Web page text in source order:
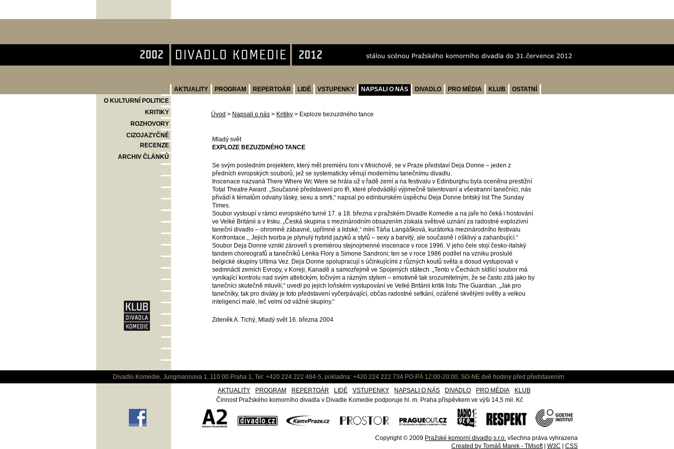
AKTUALITY PROGRAM REPERTOÁR LIDÉ VSTUPENKY NAPSALI O NÁS DIVADLO PRO MÉDIA KLUB
OSTATNÍ
O KULTURNÍ POLITICE
KRITIKY
ROZHOVORY
CIZOJAZYČNÉ
RECENZE
ARCHIV ČLÁNKŮ
Úvod > Napsali o nás > Kritiky > Exploze bezuzdného tance
Mladý svět
EXPLOZE BEZUZDNÉHO TANCE
Se svým posledním projektem, který měl premiéru loni v Mnichově, se v Praze představí Deja Donne – jeden z
předních evropských souborů, jež se systematicky věnují modernímu tanečnímu divadlu.
Inscenace nazvaná There Where Wc Were se hrála už v řadě zemí a na festivalu v Edinburghu byla oceněna prestižní
Total Theatre Award. „Současné představení pro tři, které předvádějí výjimečně talentovaní a všestranní tanečníci, nás
přivádí k tématům odvahy lásky, sexu a smrti,“ napsal po edinburském úspěchu Deja Donne britský list The Sunday
Times.
Soubor vystoupí v rámci evropského turné 17. a 18. března v pražském Divadle Komedie a na jaře ho čeká i hostování
ve Velké Británii a v Irsku. „Česká skupina s mezinárodním obsazením získala světové uznání za radostné explozivní
taneční divadlo – ohromně zábavné, upřímné a lidské,“ míní Táňa Langášková, kurátorka mezinárodního festivalu
Konfrontace.,, Jejich tvorba je plynulý hybrid jazyků a stylů – sexy a barvitý, ale současně i ošklivý a zahanbující.“
Soubor Deja Donne vznikl zároveň s premiérou stejnojmenné inscenace v roce 1996. V jeho čele stojí česko-italský
tandem choreografů a tanečníků Lenka Flory a Simone Sandroni; ten se v roce 1986 podílel na vzniku proslulé
belgické skupiny Ultima Vez. Deja Donne spolupracují s účinkujícími z různých koutů světa a dosud vystupovali v
sedmnácti zemích Evropy, v Koreji, Kanadě a samozřejmě ve Spojených státech. „Tento v Čechách sídlící soubor má
vynikající kontrolu nad svým atletickým, točivým a rázným stylem – emotivně tak srozumitelným, že se často zdá jako by
tanečníci skutečně mluvili,“ uvedl po jejich loňském vystupování ve Velké Británii kritik listu The Guardian. „Jak pro
tanečníky, tak pro diváky je toto představení vyčerpávající, občas radostné setkání, ozářené skvělými světly a velkou
inteligencí malé, leč velmi od vážné skupiny.“
Zdeněk A. Tichý, Mladý svět 16. března 2004
Divadlo Komedie, Jungmannova 1, 110 00 Praha 1, Tel: +420 224 222 484-5, pokladna: +420 224 222 734 PO-PÁ 12:00-20:00, SO-NE dvě hodiny před představením
AKTUALITY
PROGRAM REPERTOÁR LIDÉ VSTUPENKY NAPSALI O NÁS DIVADLO PRO MÉDIA
KLUB
Činnost Pražského komorního divadla v Divadle Komedie podporuje hl. m. Praha příspěvkem ve výši 14,5 mil. Kč
Copyright © 2009 Pražské komorní divadlo,s.r.o. všechna práva vyhrazena
Created by Tomáš Marek - TMsoft| W3C CSS